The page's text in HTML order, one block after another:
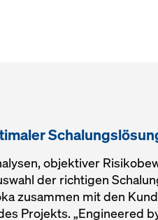
objektiver
der richtigen
zusammen mit den
Projekts. „Engineered